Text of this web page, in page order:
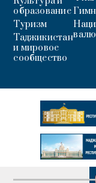
образование
Туризм
Таджикистан
и мировое
сообщество
Гимн